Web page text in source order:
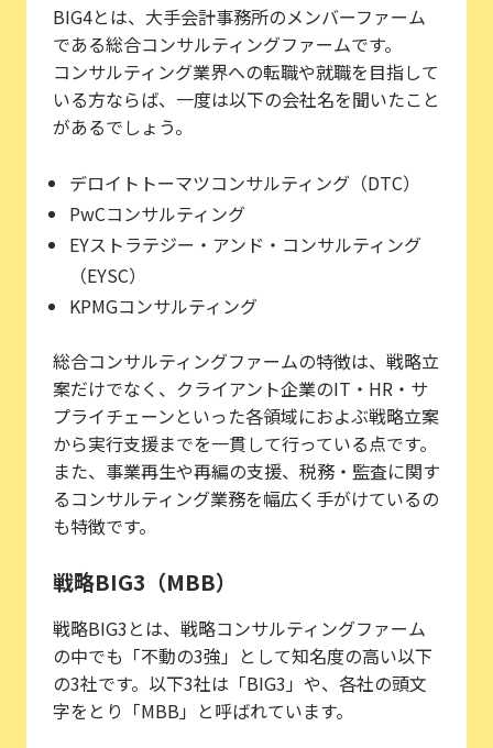
BIG4とは、大手会計事務所のメンバーファーム
である総合コンサルティングファームです。
コンサルティング業界への転職や就職を目指して
いる方ならば、一度は以下の会社名を聞いたこと
があるでしょう。
デロイトトーマツコンサルティング（DTC）
PwCコンサルティング
EYストラテジー・アンド・コンサルティング
（EYSC）
KPMGコンサルティング
総合コンサルティングファームの特徴は、戦略立
案だけでなく、クライアント企業のIT・HR・サ
プライチェーンといった各領域におよぶ戦略立案
から実行支援までを一貫して行っている点です。
また、事業再生や再編の支援、税務・監査に関す
るコンサルティング業務を幅広く手がけているの
も特徴です。
戦略BIG3（MBB）
戦略BIG3とは、戦略コンサルティングファーム
の中でも「不動の3強」として知名度の高い以下
の3社です。以下3社は「BIG3」や、各社の頭文
字をとり「MBB」と呼ばれています。